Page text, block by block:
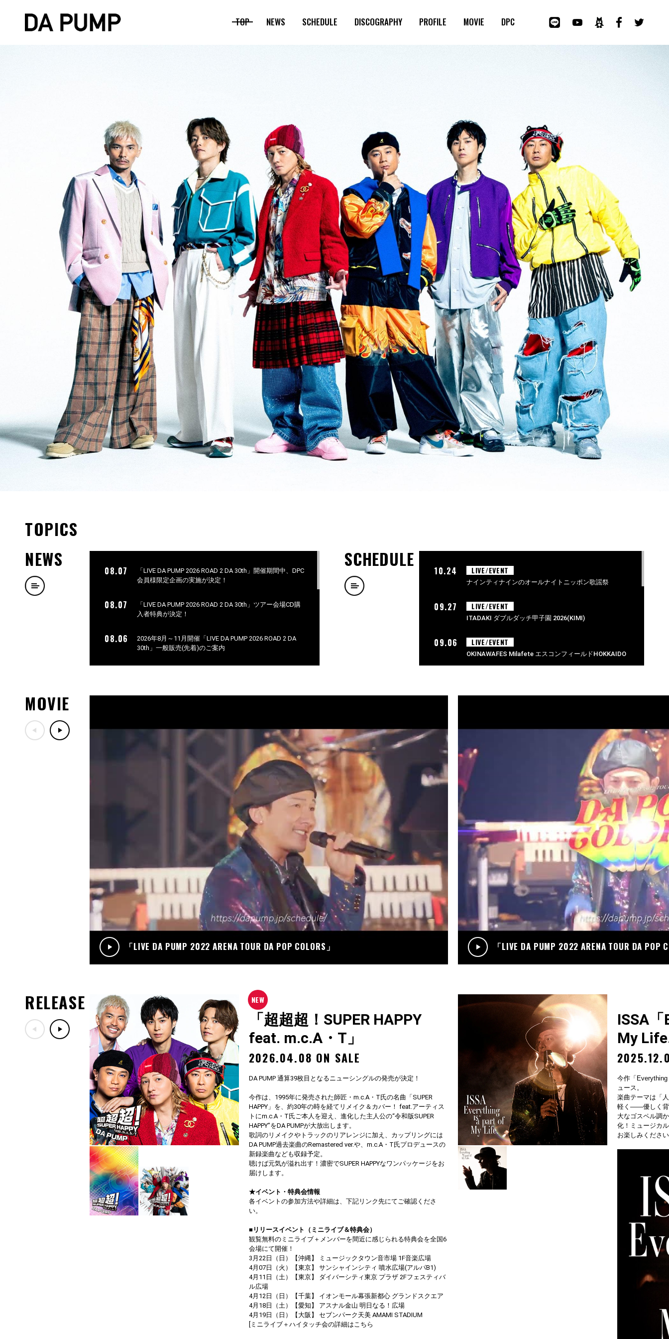
TOP NEWS SCHEDULE DISCOGRAPHY PROFILE MOVIE DPC
TOPICS
NEWS
08.07
「LIVE DA PUMP 2026 ROAD 2 DA 30th」開催期間中、DPC
会員様限定企画の実施が決定！
08.07
「LIVE DA PUMP 2026 ROAD 2 DA 30th」ツアー会場CD購
入者特典が決定！
08.06
2026年8月～11月開催「LIVE DA PUMP 2026 ROAD 2 DA
30th」一般販売(先着)のご案内
08.01
「LIVE DA PUMP 2026 ROAD 2 DA 30th」11月27日(金)神奈
「LIVE DA PUMP 2026 ROAD 2 DA 30th」オフィシャルグ
7/30(木)DA PUMPファンクラブ“DPC”会員限定生配信決
「LIVE DA PUMP 2026 ROAD 2 DA 30th」ドキュメンタリ
10/24(土)開催「ナインティナインのオールナイトニッポ
07.06 7/18(土)TBS「音楽の日2026」出演決定！
SCHEDULE
10.24 LIVE/EVENT
ナインティナインのオールナイトニッポン歌謡祭
09.27 LIVE/EVENT
ITADAKI ダブルダッチ甲子園 2026(KIMI)
09.06 LIVE/EVENT
OKINAWAFES Milafete エスコンフィールドHOKKAIDO
07.26 RADIO
サンデーradio 調子 do～yo！！(KIMI/U-YEAH)
07.23
MAGAZINE
スペシャルブック『世界館』(KENZO)
07.19 RADIO
サンデーradio 調子 do～yo！！(KIMI/U-YEAH)
07.12 RADIO
サンデーradio 調子 do～yo！！(KIMI/U-YEAH)
MOVIE
「LIVE DA PUMP 2022 ARENA TOUR DA POP COLORS」 「LIVE DA PUMP 2022 ARENA TOUR DA POP
RELEASE
「超超超！SUPER HAPPY
feat. m.c.A・T」
2026.04.08 ON SALE
DA PUMP 通算39枚目となるニューシングルの発売が決定！
今作は、1995年に発売された師匠・m.c.A・T氏の名曲「SUPER
HAPPY」を、約30年の時を経てリメイク＆カバー！ feat.アーティス
トにm.c.A・T氏ご本人を迎え、進化した主人公の“令和版SUPER
HAPPY”をDA PUMPが大放出します。
歌詞のリメイクやトラックのリアレンジに加え、カップリングには
DA PUMP過去楽曲のRemastered ver.や、m.c.A・T氏プロデュースの
新録楽曲なども収録予定。
聴けば元気が溢れ出す！濃密でSUPER HAPPYなワンパッケージをお
届けします。
★イベント・特典会情報
各イベントの参加方法や詳細は、下記リンク先にてご確認くださ
い。
■リリースイベント（ミニライブ＆特典会）
観覧無料のミニライブ＋メンバーを間近に感じられる特典会を全国6
会場にて開催！
3月22日（日）【沖縄】 ミュージックタウン音市場 1F音楽広場
4月07日（火）【東京】 サンシャインシティ 噴水広場(アルパB1)
4月11日（土）【東京】 ダイバーシティ東京 プラザ 2Fフェスティバ
ル広場
4月12日（日）【千葉】 イオンモール幕張新都心 グランドスクエア
4月18日（土）【愛知】 アスナル金山 明日なる！広場
4月19日（日）【大阪】 セブンパーク天美 AMAMI STADIUM
[ミニライブ＋ハイタッチ会の詳細はこちら
ISSA
My
今作「
ュース。
楽曲テーマは「
軽く——優しく背
大なゴスペル調
化！ミュージカ
お楽しみくださ